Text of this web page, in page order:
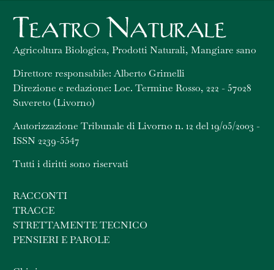
Agricoltura Biologica, Prodotti Naturali, Mangiare sano
Direttore responsabile: Alberto Grimelli
Direzione e redazione: Loc. Termine Rosso, 222 - 57028
Suvereto (Livorno)
Autorizzazione Tribunale di Livorno n. 12 del 19/05/2003 -
ISSN 2239-5547
Tutti i diritti sono riservati
RACCONTI
TRACCE
STRETTAMENTE TECNICO
PENSIERI E PAROLE